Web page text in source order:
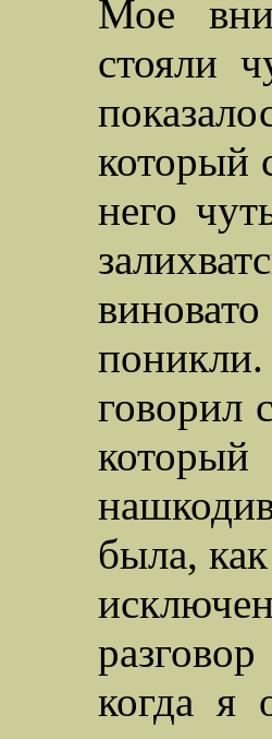
Мое
стояли
который
него
говорил
была,
когда я